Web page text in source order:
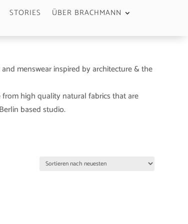
STORIES
ÜBER BRACHMANN
menswear inspired by architecture & the
high quality natural fabrics that are
based studio.